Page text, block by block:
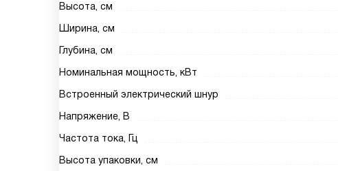
Высота, см
Ширина, см
Глубина, см
Номинальная мощность, кВт
Встроенный электрический шнур
Напряжение, В
Частота тока, Гц
Высота упаковки, см